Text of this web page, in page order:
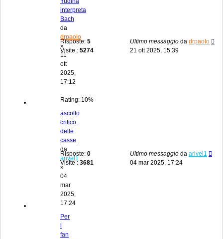
interpreta
Bach
da
drpaolo
»
11
ott
2025,
17:12
Rating: 10%
Risposte: 5
Visite : 5274
Ultimo messaggio da drpaolo
21 ott 2025, 15:39
ascolto
critico
delle
casse
da
arivel1
»
04
mar
2025,
17:24
Risposte: 0
Visite :3681
Ultimo messaggio da arivel1
04 mar 2025, 17:24
Per
i
fan